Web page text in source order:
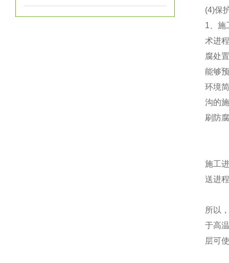
(4)保
1、施
术进
腐处
能够
环境
沟的
刷防
施工
送进
所以
于高
层可